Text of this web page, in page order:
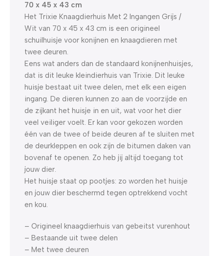
70 x 45 x 43 cm
Het Trixie Knaagdierhuis Met 2 Ingangen Grijs /
Wit van 70 x 45 x 43 cm is een origineel
schuilhuisje voor konijnen en knaagdieren met
twee deuren.
Eens wat anders dan de standaard konijnenhuisjes,
dat is dit leuke kleindierhuis van Trixie. Dit leuke
huisje bestaat uit twee delen, met elk een eigen
ingang. De dieren kunnen zo aan de voorzijde en
de zijkant het huisje in en uit, wat voor het dier
veel veiliger voelt. Er kan voor gekozen worden
één van de twee of beide deuren af te sluiten met
de deurkleppen en ook zijn de bitumen daken van
bovenaf te openen. Zo heb jij altijd toegang tot
jouw dier.
Het huisje staat op pootjes: zo worden het huisje
en jouw dier beschermd tegen optrekkend vocht
en kou.
– Origineel knaagdierhuis van gebeitst vurenhout
– Bestaande uit twee delen
– Met twee deuren